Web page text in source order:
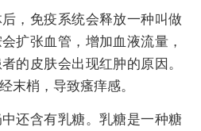
免疫系统会释放一种叫做
扩张血管，增加血液流量，
的皮肤会出现红肿的原因。
末梢，导致瘙痒感。
含有乳糖。乳糖是一种糖